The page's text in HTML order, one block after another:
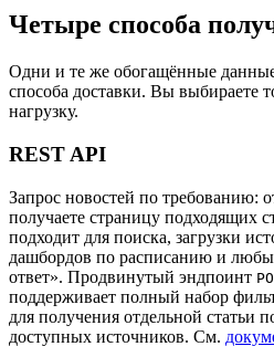
Четыре способа
Одни и те же обогащённые
способа доставки. Вы выбираете
нагрузку.
REST API
Запрос новостей по требованию:
получаете страницу подходящих
подходит для поиска, загрузки
дашбордов по расписанию и
ответ». Продвинутый эндпоинт
поддерживает полный набор
для получения отдельной статьи
доступных источников. См.